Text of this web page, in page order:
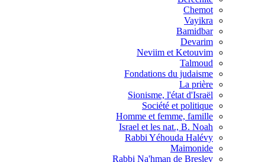
Chemot
Vayikra
Bamidbar
Devarim
Neviim et Ketouvim
Talmoud
Fondations du judaisme
La prière
Sionisme, l'état d'Israël
Société et politique
Homme et femme, famille
Israel et les nat., B. Noah
Rabbi Yéhouda Halévy
Maimonide
Rabbi Na'hman de Breslev